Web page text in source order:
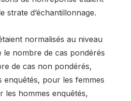
strate d’échantillonnage.
normalisés au niveau
le nombre de cas pondérés
de cas non pondérés,
enquêtés, pour les femmes
les hommes enquêtés,